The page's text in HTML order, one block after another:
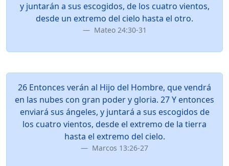
y juntarán a sus escogidos, de los cuatro vientos,
desde un extremo del cielo hasta el otro.
Mateo 24:30-31
26 Entonces verán al Hijo del Hombre, que vendrá
en las nubes con gran poder y gloria. 27 Y entonces
enviará sus ángeles, y juntará a sus escogidos de
los cuatro vientos, desde el extremo de la tierra
hasta el extremo del cielo.
Marcos 13:26-27